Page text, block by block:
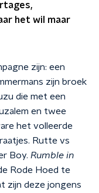
het wil maar
zijn: een
zijn broek
die met een
en twee
het volleerde
Rutte vs
Boy. Rumble in
Rode Hoed te
zijn deze jongens